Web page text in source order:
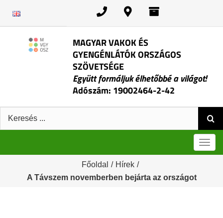
MAGYAR VAKOK ÉS
GYENGÉNLÁTÓK ORSZÁGOS
SZÖVETSÉGE
Együtt formáljuk élhetőbbé a világot!
Adószám: 19002464-2-42
Keresés:
Főoldal / Hírek /
A Távszem novemberben bejárta az országot